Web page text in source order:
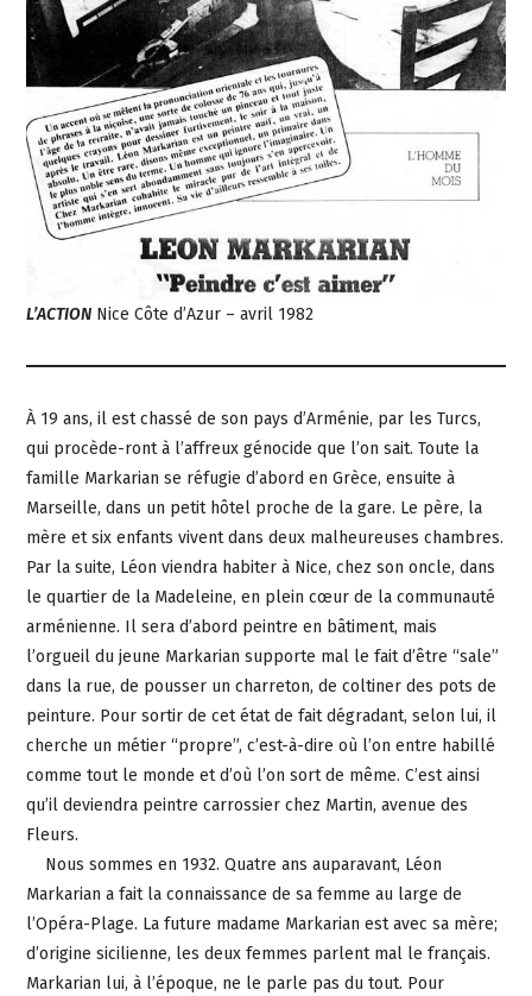
L’ACTION Nice Côte d’Azur – avril 1982
À 19 ans, il est chassé de son pays d’Arménie, par les Turcs,
qui procède-ront à l’affreux génocide que l’on sait. Toute la
famille Markarian se réfugie d’abord en Grèce, ensuite à
Marseille, dans un petit hôtel proche de la gare. Le père, la
mère et six enfants vivent dans deux malheureuses chambres.
Par la suite, Léon viendra habiter à Nice, chez son oncle, dans
le quartier de la Madeleine, en plein cœur de la communauté
arménienne. Il sera d’abord peintre en bâtiment, mais
l’orgueil du jeune Markarian supporte mal le fait d’être “sale”
dans la rue, de pousser un charreton, de coltiner des pots de
peinture. Pour sortir de cet état de fait dégradant, selon lui, il
cherche un métier “propre”, c’est-à-dire où l’on entre habillé
comme tout le monde et d’où l’on sort de même. C’est ainsi
qu’il deviendra peintre carrossier chez Martin, avenue des
Fleurs.
Nous sommes en 1932. Quatre ans auparavant, Léon
Markarian a fait la connaissance de sa femme au large de
l’Opéra-Plage. La future madame Markarian est avec sa mère;
d’origine sicilienne, les deux femmes parlent mal le français.
Markarian lui, à l’époque, ne le parle pas du tout. Pour